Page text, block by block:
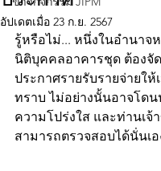
อัปเดตเมื่อ 23 ก.ย. 2567
รู้หรือไม่... หนึ่งในอำนาจ
นิติบุคคลอาคารชุด ต้องจั
ประกาศรายรับรายจ่ายให้
ทราบ ไม่อย่างนั้นอาจโดน
ความโปร่งใส และท่านเจ้
สามารถตรวจสอบได้นั่นเอ